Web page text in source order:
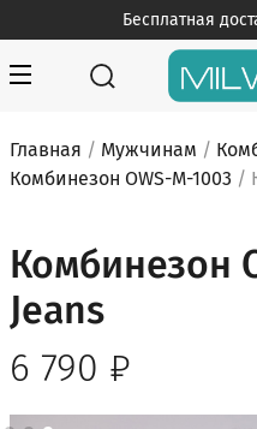
to
content
Бесплатная
MILWHITE — интернет
Главная / Мужчинам /
Комбинезон OWS-M-1003 /
Комбинезон
Jeans
6 790 ₽